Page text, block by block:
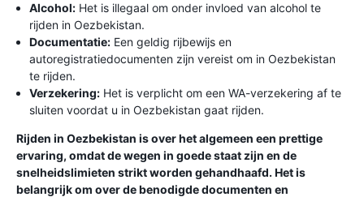
Alcohol: Het is illegaal om onder invloed van alcohol te
rijden in Oezbekistan.
Documentatie: Een geldig rijbewijs en
autoregistratiedocumenten zijn vereist om in Oezbekistan
te rijden.
Verzekering: Het is verplicht om een ​​WA-verzekering af te
sluiten voordat u in Oezbekistan gaat rijden.
Rijden in Oezbekistan is over het algemeen een prettige
ervaring, omdat de wegen in goede staat zijn en de
snelheidslimieten strikt worden gehandhaafd. Het is
belangrijk om over de benodigde documenten en